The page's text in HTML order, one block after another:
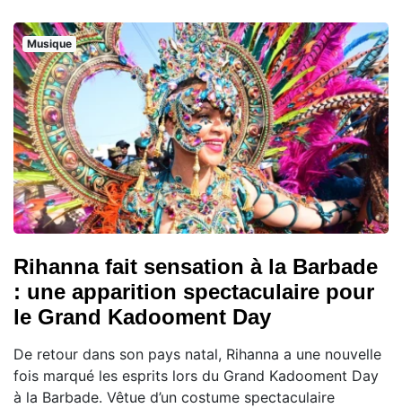
Musique
Rihanna fait sensation à la Barbade
: une apparition spectaculaire pour
le Grand Kadooment Day
De retour dans son pays natal, Rihanna a une nouvelle
fois marqué les esprits lors du Grand Kadooment Day
à la Barbade. Vêtue d’un costume spectaculaire